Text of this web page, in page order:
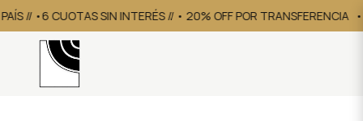
•6 CUOTAS SIN INTERÉS // • 20% OFF POR TRANSFERENCIA •